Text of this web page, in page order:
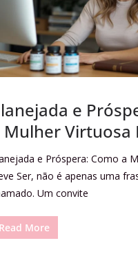
e
Mulher Virtuosa
e Próspera: Como a
Ser, não é apenas uma
Um convite
Read More